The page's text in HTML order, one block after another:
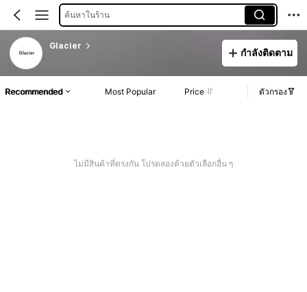
ค้นหาในร้าน
Glacier
กำลังติดตาม
Recommended Most Popular Price ตัวกรอง
ไม่มีสินค้าที่ตรงกัน โปรดลองด้วยตัวเลือกอื่น ๆ